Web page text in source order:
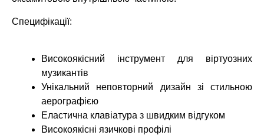
Специфікації:
Високоякісний інструмент для віртуозних
музикантів
Унікальний неповторний дизайн зі стильною
аерографією
Еластична клавіатура з швидким відгуком
Високоякісні язичкові профілі